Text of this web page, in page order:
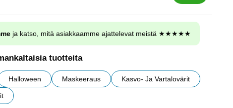
ja katso, mitä asiakkaamme ajattelevat meistä ★★★★★
tuotteita
Halloween Maskeeraus Kasvo- Ja Vartalovärit